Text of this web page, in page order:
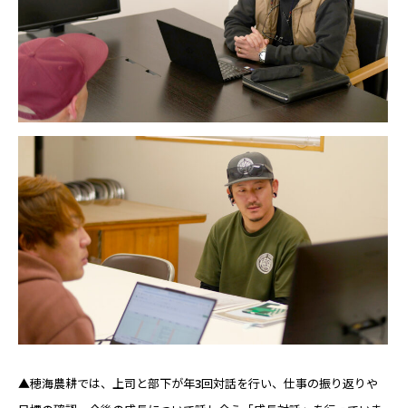
▲穂海農耕では、上司と部下が年3回対話を行い、仕事の振り返りや